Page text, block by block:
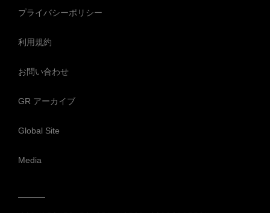
プライバシーポリシー
利用規約
お問い合わせ
GR アーカイブ
Global Site
Media